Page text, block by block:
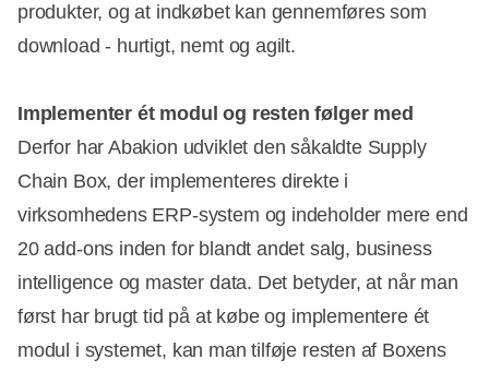
produkter, og at indkøbet kan gennemføres som
download - hurtigt, nemt og agilt.
Implementer ét modul og resten følger med
Derfor har Abakion udviklet den såkaldte Supply
Chain Box, der implementeres direkte i
virksomhedens ERP-system og indeholder mere end
20 add-ons inden for blandt andet salg, business
intelligence og master data. Det betyder, at når man
først har brugt tid på at købe og implementere ét
modul i systemet, kan man tilføje resten af Boxens